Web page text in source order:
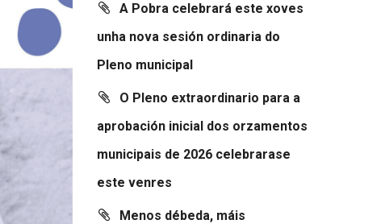
A Pobra celebrará este xoves
unha nova sesión ordinaria do
Pleno municipal
O Pleno extraordinario para a
aprobación inicial dos orzamentos
municipais de 2026 celebrarase
este venres
Menos débeda, máis